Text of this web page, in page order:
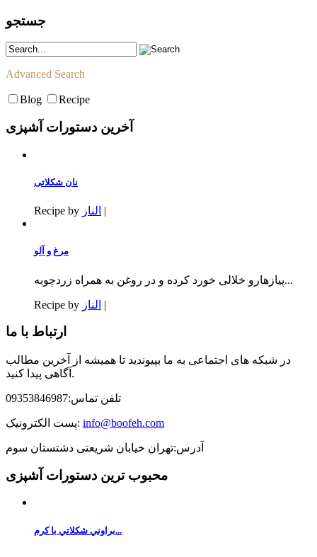
جستجو
Advanced Search
Blog Recipe
آخرین دستورات آشپزی
نان شکلاتی
Recipe by الناز |
مرغ و آلو
پیازهارو خلالی خورد کرده و در روغن به همراه زردچوبه...
Recipe by الناز |
ارتباط با ما
در شبکه های اجتماعی به ما بپیوندید تا همیشه از آخرین مطالب
آگاهی پیدا کنید.
تلفن تماس:09353846987
پست الکترونیک: info@boofeh.com
آدرس:تهران خیابان شریعتی دشتستان سوم
محبوب ترین دستورات آشپزی
براوني شكلاتي با كرم...